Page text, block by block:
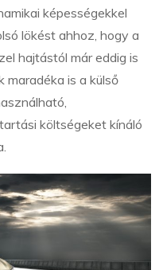
képességekkel
lökést ahhoz, hogy a
hajtástól már eddig is
is a külső
költségeket kínáló